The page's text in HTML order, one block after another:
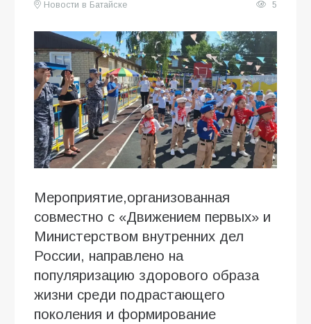
Новости в Батайске 5
Мероприятие,организованная
совместно с «Движением первых» и
Министерством внутренних дел
России, направлено на
популяризацию здорового образа
жизни среди подрастающего
поколения и формирование